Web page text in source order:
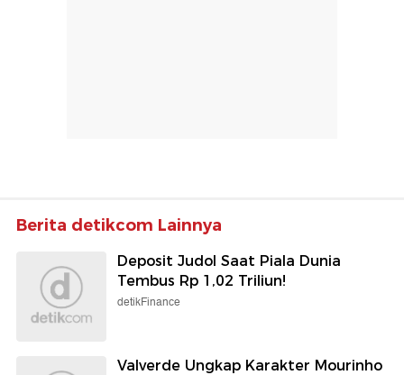
Berita detikcom Lainnya
Deposit Judol Saat Piala Dunia
Tembus Rp 1,02 Triliun!
detikFinance
Valverde Ungkap Karakter Mourinho